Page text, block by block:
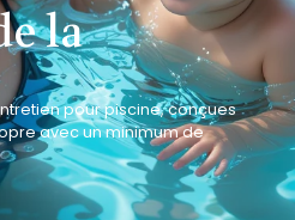
la
pour piscine, conçues
avec un minimum de